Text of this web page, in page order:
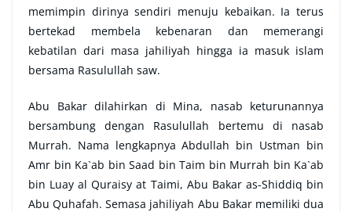
memimpin dirinya sendiri menuju kebaikan. Ia terus
bertekad membela kebenaran dan memerangi
kebatilan dari masa jahiliyah hingga ia masuk islam
bersama Rasulullah saw.
Abu Bakar dilahirkan di Mina, nasab keturunannya
bersambung dengan Rasulullah bertemu di nasab
Murrah. Nama lengkapnya Abdullah bin Ustman bin
Amr bin Ka`ab bin Saad bin Taim bin Murrah bin Ka`ab
bin Luay al Quraisy at Taimi, Abu Bakar as-Shiddiq bin
Abu Quhafah. Semasa jahiliyah Abu Bakar memiliki dua